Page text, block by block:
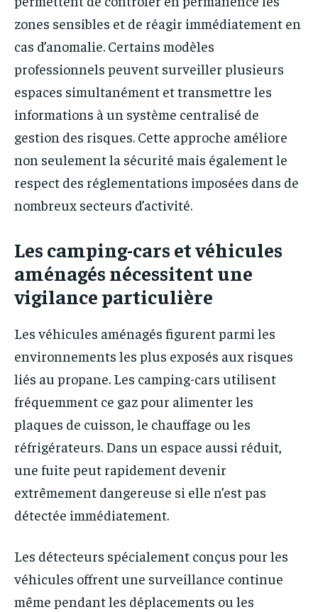
zones sensibles et de réagir immédiatement en
cas d’anomalie. Certains modèles
professionnels peuvent surveiller plusieurs
espaces simultanément et transmettre les
informations à un système centralisé de
gestion des risques. Cette approche améliore
non seulement la sécurité mais également le
respect des réglementations imposées dans de
nombreux secteurs d’activité.
Les camping-cars et véhicules
aménagés nécessitent une
vigilance particulière
Les véhicules aménagés figurent parmi les
environnements les plus exposés aux risques
liés au propane. Les camping-cars utilisent
fréquemment ce gaz pour alimenter les
plaques de cuisson, le chauffage ou les
réfrigérateurs. Dans un espace aussi réduit,
une fuite peut rapidement devenir
extrêmement dangereuse si elle n’est pas
détectée immédiatement.
Les détecteurs spécialement conçus pour les
véhicules offrent une surveillance continue
même pendant les déplacements ou les